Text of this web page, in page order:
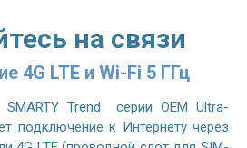
на связи
4G LTE и Wi-Fi 5 ГГц
SMARTY Trend серии OEM Ultra-
подключение к Интернету через